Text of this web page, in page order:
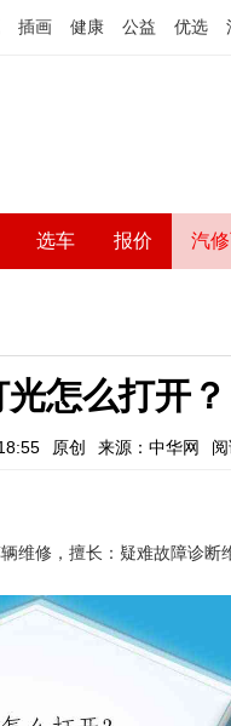
插画 健康 公益 优选
选车 报价 汽
怎么打开？
原创 来源：中华网